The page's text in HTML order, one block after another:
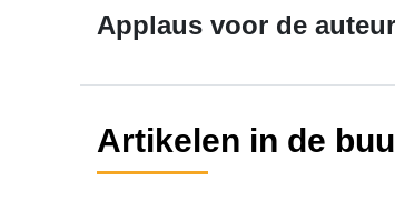
Applaus voor de
Artikelen in de